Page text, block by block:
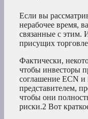
Если вы
нерабочее время,
связанные с этим.
присущих
Фактически,
чтобы инвесторы
соглашение ECN и
представителем,
чтобы они
риски.2 Вот